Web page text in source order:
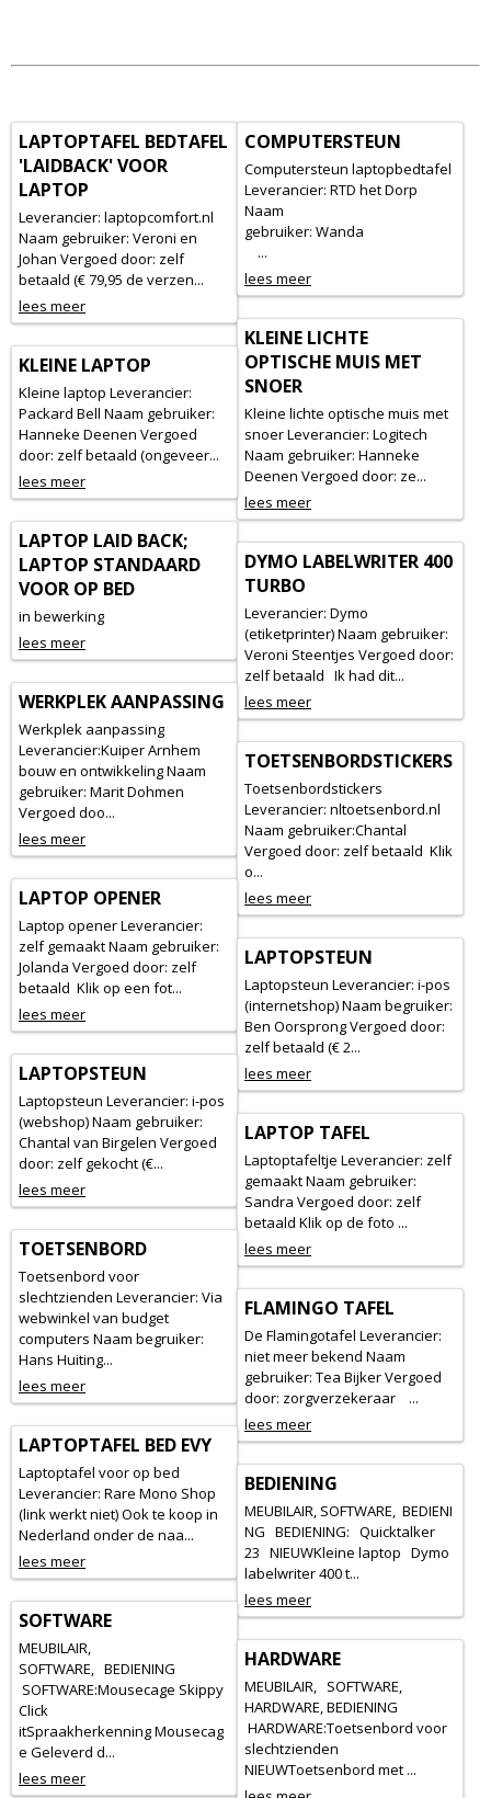
LAPTOPTAFEL BEDTAFEL
'LAIDBACK' VOOR
LAPTOP
Leverancier: laptopcomfort.nl
Naam gebruiker: Veroni en
Johan Vergoed door: zelf
betaald (€ 79,95 de verzen...
lees meer
COMPUTERSTEUN
Computersteun laptopbedtafel
Leverancier: RTD het Dorp
Naam
gebruiker: Wanda
...
lees meer
KLEINE LICHTE
OPTISCHE MUIS MET
SNOER
Kleine lichte optische muis met
snoer Leverancier: Logitech
Naam gebruiker: Hanneke
Deenen Vergoed door: ze...
lees meer
KLEINE LAPTOP
Kleine laptop Leverancier:
Packard Bell Naam gebruiker:
Hanneke Deenen Vergoed
door: zelf betaald (ongeveer...
lees meer
LAPTOP LAID BACK;
LAPTOP STANDAARD
VOOR OP BED
in bewerking
lees meer
DYMO LABELWRITER 400
TURBO
Leverancier: Dymo
(etiketprinter) Naam gebruiker:
Veroni Steentjes Vergoed door:
zelf betaald Ik had dit...
lees meer
WERKPLEK AANPASSING
Werkplek aanpassing
Leverancier:Kuiper Arnhem
bouw en ontwikkeling Naam
gebruiker: Marit Dohmen
Vergoed doo...
lees meer
TOETSENBORDSTICKERS
Toetsenbordstickers
Leverancier: nltoetsenbord.nl
Naam gebruiker:Chantal
Vergoed door: zelf betaald Klik
o...
lees meer
LAPTOP OPENER
Laptop opener Leverancier:
zelf gemaakt Naam gebruiker:
Jolanda Vergoed door: zelf
betaald Klik op een fot...
lees meer
LAPTOPSTEUN
Laptopsteun Leverancier: i-pos
(internetshop) Naam begruiker:
Ben Oorsprong Vergoed door:
zelf betaald (€ 2...
lees meer
LAPTOPSTEUN
Laptopsteun Leverancier: i-pos
(webshop) Naam gebruiker:
Chantal van Birgelen Vergoed
door: zelf gekocht (€...
lees meer
LAPTOP TAFEL
Laptoptafeltje Leverancier: zelf
gemaakt Naam gebruiker:
Sandra Vergoed door: zelf
betaald Klik op de foto ...
lees meer
TOETSENBORD
Toetsenbord voor
slechtzienden Leverancier: Via
webwinkel van budget
computers Naam begruiker:
Hans Huiting...
lees meer
FLAMINGO TAFEL
De Flamingotafel Leverancier:
niet meer bekend Naam
gebruiker: Tea Bijker Vergoed
door: zorgverzekeraar ...
lees meer
LAPTOPTAFEL BED EVY
Laptoptafel voor op bed
Leverancier: Rare Mono Shop
(link werkt niet) Ook te koop in
Nederland onder de naa...
lees meer
BEDIENING
MEUBILAIR, SOFTWARE, BEDIENI
NG BEDIENING: Quicktalker
23 NIEUWKleine laptop Dymo
labelwriter 400 t...
lees meer
SOFTWARE
MEUBILAIR,
SOFTWARE, BEDIENING
SOFTWARE:Mousecage Skippy
Click
itSpraakherkenning Mousecag
e Geleverd d...
lees meer
HARDWARE
MEUBILAIR, SOFTWARE,
HARDWARE, BEDIENING
HARDWARE:Toetsenbord voor
slechtzienden
NIEUWToetsenbord met ...